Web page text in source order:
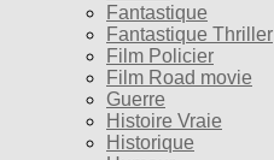
Fantastique
Fantastique Thriller
Film Policier
Film Road movie
Guerre
Histoire Vraie
Historique